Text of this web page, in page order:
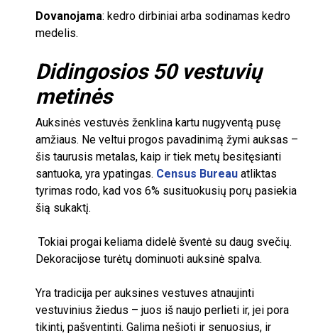
Dovanojama: kedro dirbiniai arba sodinamas kedro
medelis.
Didingosios50 vestuvių
metinės
Auksinės vestuvės ženklina kartu nugyventą pusę
amžiaus. Ne veltui progos pavadinimą žymi auksas –
šis taurusis metalas, kaip ir tiek metų besitęsianti
santuoka, yra ypatingas. Census Bureau atliktas
tyrimas rodo, kad vos 6% susituokusių porų pasiekia
šią sukaktį.
Tokiai progai keliama didelė šventė su daug svečių.
Dekoracijose turėtų dominuoti auksinė spalva.
Yra tradicija per auksines vestuves atnaujinti
vestuvinius žiedus – juos iš naujo perlieti ir, jei pora
tikinti, pašventinti. Galima nešioti ir senuosius, ir